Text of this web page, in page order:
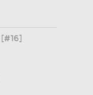
[#16]